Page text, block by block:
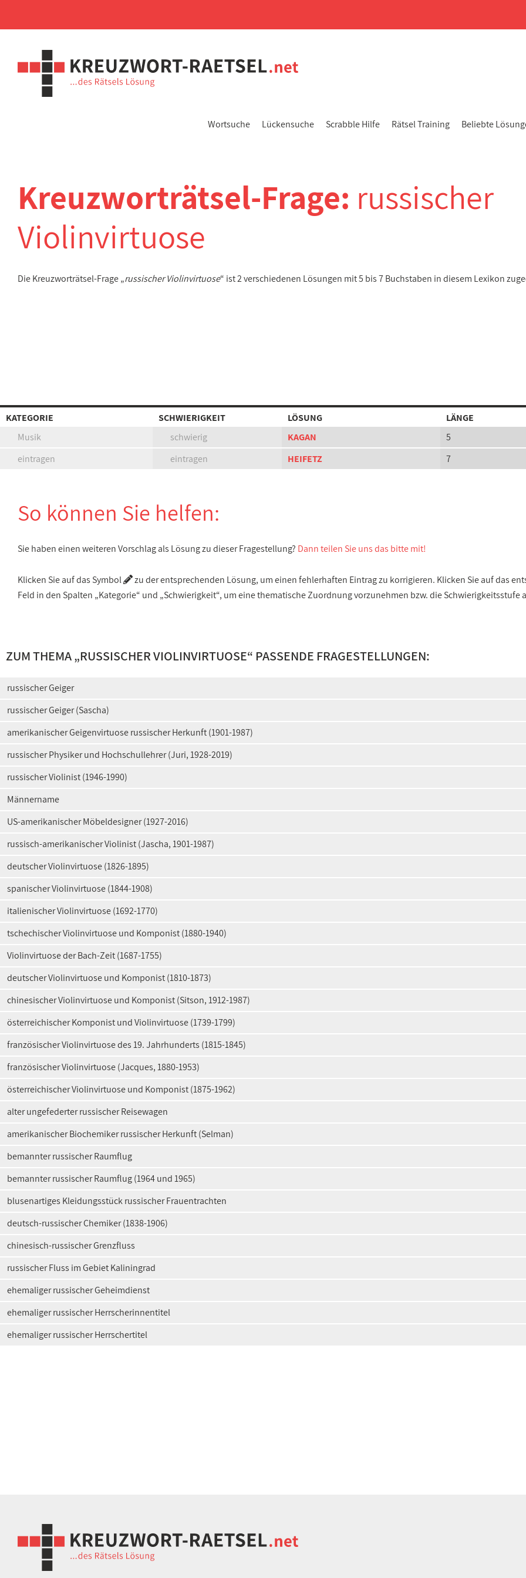
Wortsuche Lückensuche Scrabble Hilfe Rätsel Training Beliebte
Kreuzworträtsel-Frage: russischer
Violinvirtuose
Die Kreuzworträtsel-Frage „russischer Violinvirtuose“ ist 2 verschiedenen Lösungen mit 5 bis 7 Buchstaben in diesem Lexikon
KATEGORIE SCHWIERIGKEIT LÖSUNG
LÄNGE
Musik
schwierig KAGAN
5
eintragen
eintragen HEIFETZ 7
So können Sie helfen:
Sie haben einen weiteren Vorschlag als Lösung zu dieser Fragestellung? Dann teilen Sie uns das bitte mit!
Klicken Sie auf das Symbol
zu der entsprechenden Lösung, um einen fehlerhaften Eintrag zu korrigieren. Klicken Sie auf das
Feld in den Spalten „Kategorie“ und „Schwierigkeit“, um eine thematische Zuordnung vorzunehmen bzw. die Schwierigkeitsstufe
ZUM THEMA „RUSSISCHER VIOLINVIRTUOSE“ PASSENDE FRAGESTELLUNGEN:
russischer Geiger
russischer Geiger (Sascha)
amerikanischer Geigenvirtuose russischer Herkunft (1901-1987)
russischer Physiker und Hochschullehrer (Juri, 1928-2019)
russischer Violinist (1946-1990)
Männername
US-amerikanischer Möbeldesigner (1927-2016)
russisch-amerikanischer Violinist (Jascha, 1901-1987)
deutscher Violinvirtuose (1826-1895)
spanischer Violinvirtuose (1844-1908)
italienischer Violinvirtuose (1692-1770)
tschechischer Violinvirtuose und Komponist (1880-1940)
Violinvirtuose der Bach-Zeit (1687-1755)
deutscher Violinvirtuose und Komponist (1810-1873)
chinesischer Violinvirtuose und Komponist (Sitson, 1912-1987)
österreichischer Komponist und Violinvirtuose (1739-1799)
französischer Violinvirtuose des 19. Jahrhunderts (1815-1845)
französischer Violinvirtuose (Jacques, 1880-1953)
österreichischer Violinvirtuose und Komponist (1875-1962)
alter ungefederter russischer Reisewagen
amerikanischer Biochemiker russischer Herkunft (Selman)
bemannter russischer Raumflug
bemannter russischer Raumflug (1964 und 1965)
blusenartiges Kleidungsstück russischer Frauentrachten
deutsch-russischer Chemiker (1838-1906)
chinesisch-russischer Grenzfluss
russischer Fluss im Gebiet Kaliningrad
ehemaliger russischer Geheimdienst
ehemaliger russischer Herrscherinnentitel
ehemaliger russischer Herrschertitel